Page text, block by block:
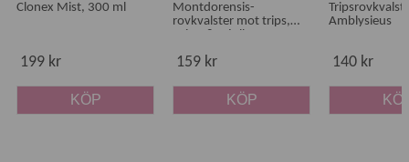
Clonex Mist, 300 ml
199 kr
KÖP
Montdorensis-
rovkvalster mot trips,
159 kr
KÖP
Amblysieus
140 kr